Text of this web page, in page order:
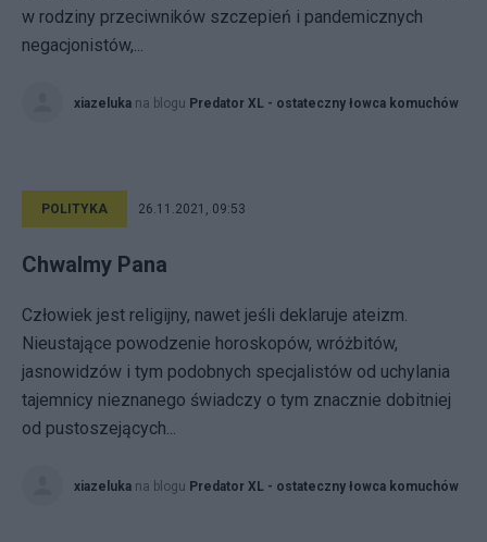
w rodziny przeciwników szczepień i pandemicznych
negacjonistów,...
xiazeluka na blogu Predator XL - ostateczny łowca komuchów
POLITYKA 26.11.2021, 09:53
Chwalmy Pana
Człowiek jest religijny, nawet jeśli deklaruje ateizm.
Nieustające powodzenie horoskopów, wróżbitów,
jasnowidzów i tym podobnych specjalistów od uchylania
tajemnicy nieznanego świadczy o tym znacznie dobitniej
od pustoszejących...
xiazeluka na blogu Predator XL - ostateczny łowca komuchów